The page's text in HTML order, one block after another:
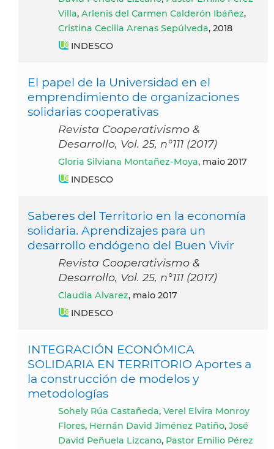
Villa, Arlenis del Carmen Calderón Ibáñez,
Cristina Cecilia Arenas Sepúlveda, 2018
INDESCO
El papel de la Universidad en el
emprendimiento de organizaciones
solidarias cooperativas
Revista Cooperativismo &
Desarrollo, Vol. 25, n°111 (2017)
Gloria Silviana Montañez-Moya, maio 2017
INDESCO
Saberes del Territorio en la economía
solidaria. Aprendizajes para un
desarrollo endógeno del Buen Vivir
Revista Cooperativismo &
Desarrollo, Vol. 25, n°111 (2017)
Claudia Alvarez, maio 2017
INDESCO
INTEGRACIÓN ECONÓMICA
SOLIDARIA EN TERRITORIO Aportes a
la construcción de modelos y
metodologías
Sohely Rúa Castañeda, Verel Elvira Monroy
Flores, Hernán David Jiménez Patiño, José
David Peñuela Lizcano, Pastor Emilio Pérez